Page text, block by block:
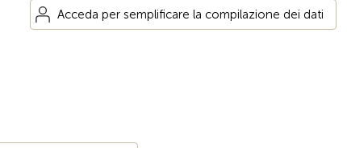
Acceda per semplificare la compilazione dei dati